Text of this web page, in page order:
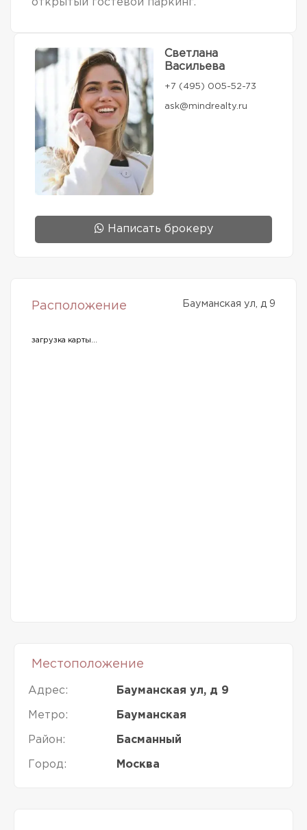
открытый гостевой паркинг.
Светлана
Васильева
+7 (495) 005-52-73
ask@mindrealty.ru
Написать брокеру
Расположение Бауманская ул, д 9
загрузка карты...
Местоположение
Адрес: Бауманская ул, д 9
Метро: Бауманская
Район: Басманный
Город: Москва